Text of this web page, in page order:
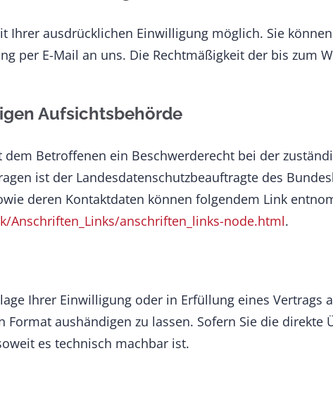
Ihrer ausdrücklichen Einwilligung möglich. Sie
per E-Mail an uns. Die Rechtmäßigkeit der bis zum
Aufsichtsbehörde
Betroffenen ein Beschwerderecht bei der
ist der Landesdatenschutzbeauftragte des
deren Kontaktdaten können folgendem Link
anschriften_links-node.html.
Ihrer Einwilligung oder in Erfüllung eines
aushändigen zu lassen. Sofern Sie die direkte
es technisch machbar ist.